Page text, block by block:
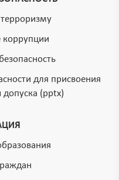
коррупции
для присвоения
(pptx)